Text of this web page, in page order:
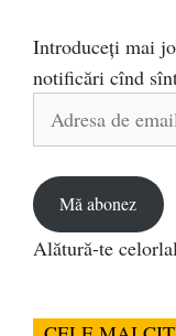
Introduceți mai
notificări cînd
Mă abonez
Alătură-te